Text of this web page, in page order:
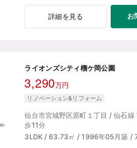
詳細を見る お
ライオンズシティ榴ケ岡公園
3,290万円
リノベーション&リフォーム
仙台市宮城野区原町１丁目 / 仙石線
歩11分
3LDK / 63.73㎡ / 1996年05月築 /